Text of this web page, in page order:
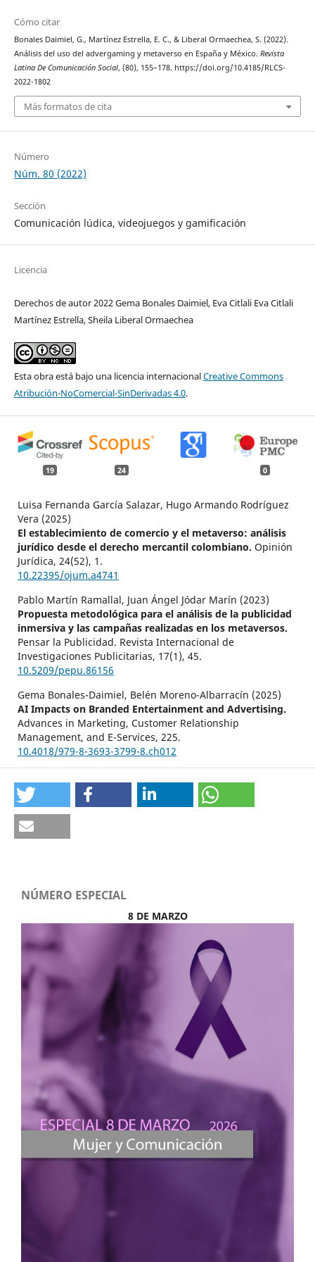
Cómo citar
Bonales Daimiel, G., Martínez Estrella, E. C., & Liberal Ormaechea, S. (2022).
Análisis del uso del advergaming y metaverso en España y México. Revista
Latina De Comunicación Social, (80), 155–178. https://doi.org/10.4185/RLCS-
2022-1802
Más formatos de cita
Número
Núm. 80 (2022)
Sección
Comunicación lúdica, videojuegos y gamificación
Licencia
Derechos de autor 2022 Gema Bonales Daimiel, Eva Citlali Eva Citlali
Martínez Estrella, Sheila Liberal Ormaechea
Esta obra está bajo una licencia internacionalCreative Commons
Atribución-NoComercial-SinDerivadas 4.0.
19 24 0
Luisa Fernanda García Salazar, Hugo Armando Rodríguez
Vera (2025)
El establecimiento de comercio y el metaverso: análisis
jurídico desde el derecho mercantil colombiano. Opinión
Jurídica, 24(52), 1.
10.22395/ojum.a4741
Pablo Martín Ramallal, Juan Ángel Jódar Marín (2023)
Propuesta metodológica para el análisis de la publicidad
inmersiva y las campañas realizadas en los metaversos.
Pensar la Publicidad. Revista Internacional de
Investigaciones Publicitarias, 17(1), 45.
10.5209/pepu.86156
Gema Bonales-Daimiel, Belén Moreno-Albarracín (2025)
AI Impacts on Branded Entertainment and Advertising.
Advances in Marketing, Customer Relationship
Management, and E-Services, 225.
10.4018/979-8-3693-3799-8.ch012
Omnichannel Approach to Co-Creating Customer
Experiences Through Metaverse Platforms.
Systems Analysis, Software Engineering, and High
Performance Computing,
Metaverse and education: affective bonds, cognition, and
ethics in immersive environments.
Applied Research,3,
10.56294/mr2024.94
Pavel Sidorenko-Bautista, Bárbara Castillo-Abdul, José-
María Herranz-de-la-Casa, María Abellán-Hernández
(2025)
Marketing, advertising, and branding in Fortnite: how do
brands and companies connect today to audiences
through the metaverse?.
Cogent Social Sciences,
10.1080/23311886.2025.2458058
Alejandro Tapia Frade, Gema Bonales Daimiel, Belén
Moreno Albarracín (2026)
Los videojuegos como soporte publicitario. Análisis
comparativo entre estudiantes universitarios en Portugal
y España.Doxa Comunicación. Revista Interdisciplinar de
Estudios de Comunicación y Ciencias Sociales,
10.31921/doxacom.2839
Pavel Sidorenko Bautista (2026)
Una revisión de la actividad de actores asiáticos .
10.15198/seeci.2026.59.e951
NÚMERO ESPECIAL
8 DE MARZO